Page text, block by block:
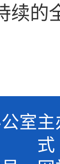
续的
公
式